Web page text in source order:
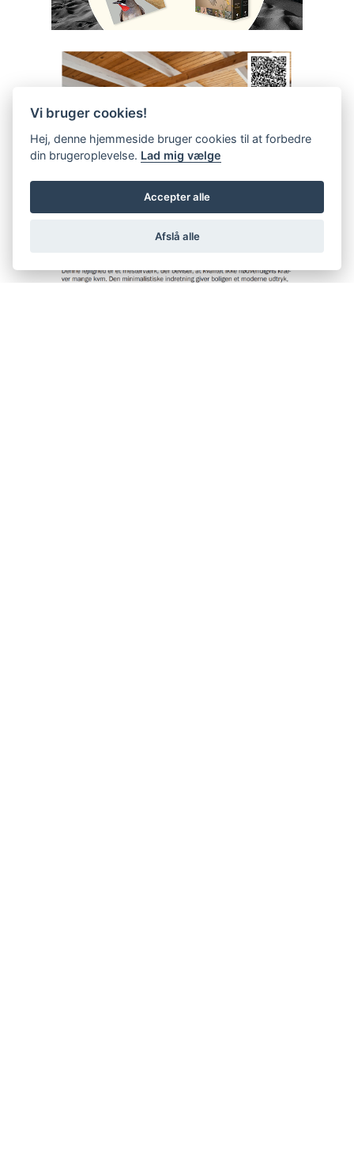
Vi bruger cookies!
Hej, denne hjemmeside bruger cookies til at forbedre
din brugeroplevelse. Lad mig vælge
Accepter alle
Afslå alle